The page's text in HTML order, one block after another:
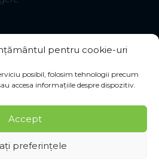
pentru cookie-uri
posibil, folosim tehnologii precum
accesa informațiile despre dispozitiv.
Accept
preferințele
s. r. o., toate drepturile